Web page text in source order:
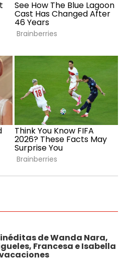
de Wanda Nara,
Francesa e Isabella